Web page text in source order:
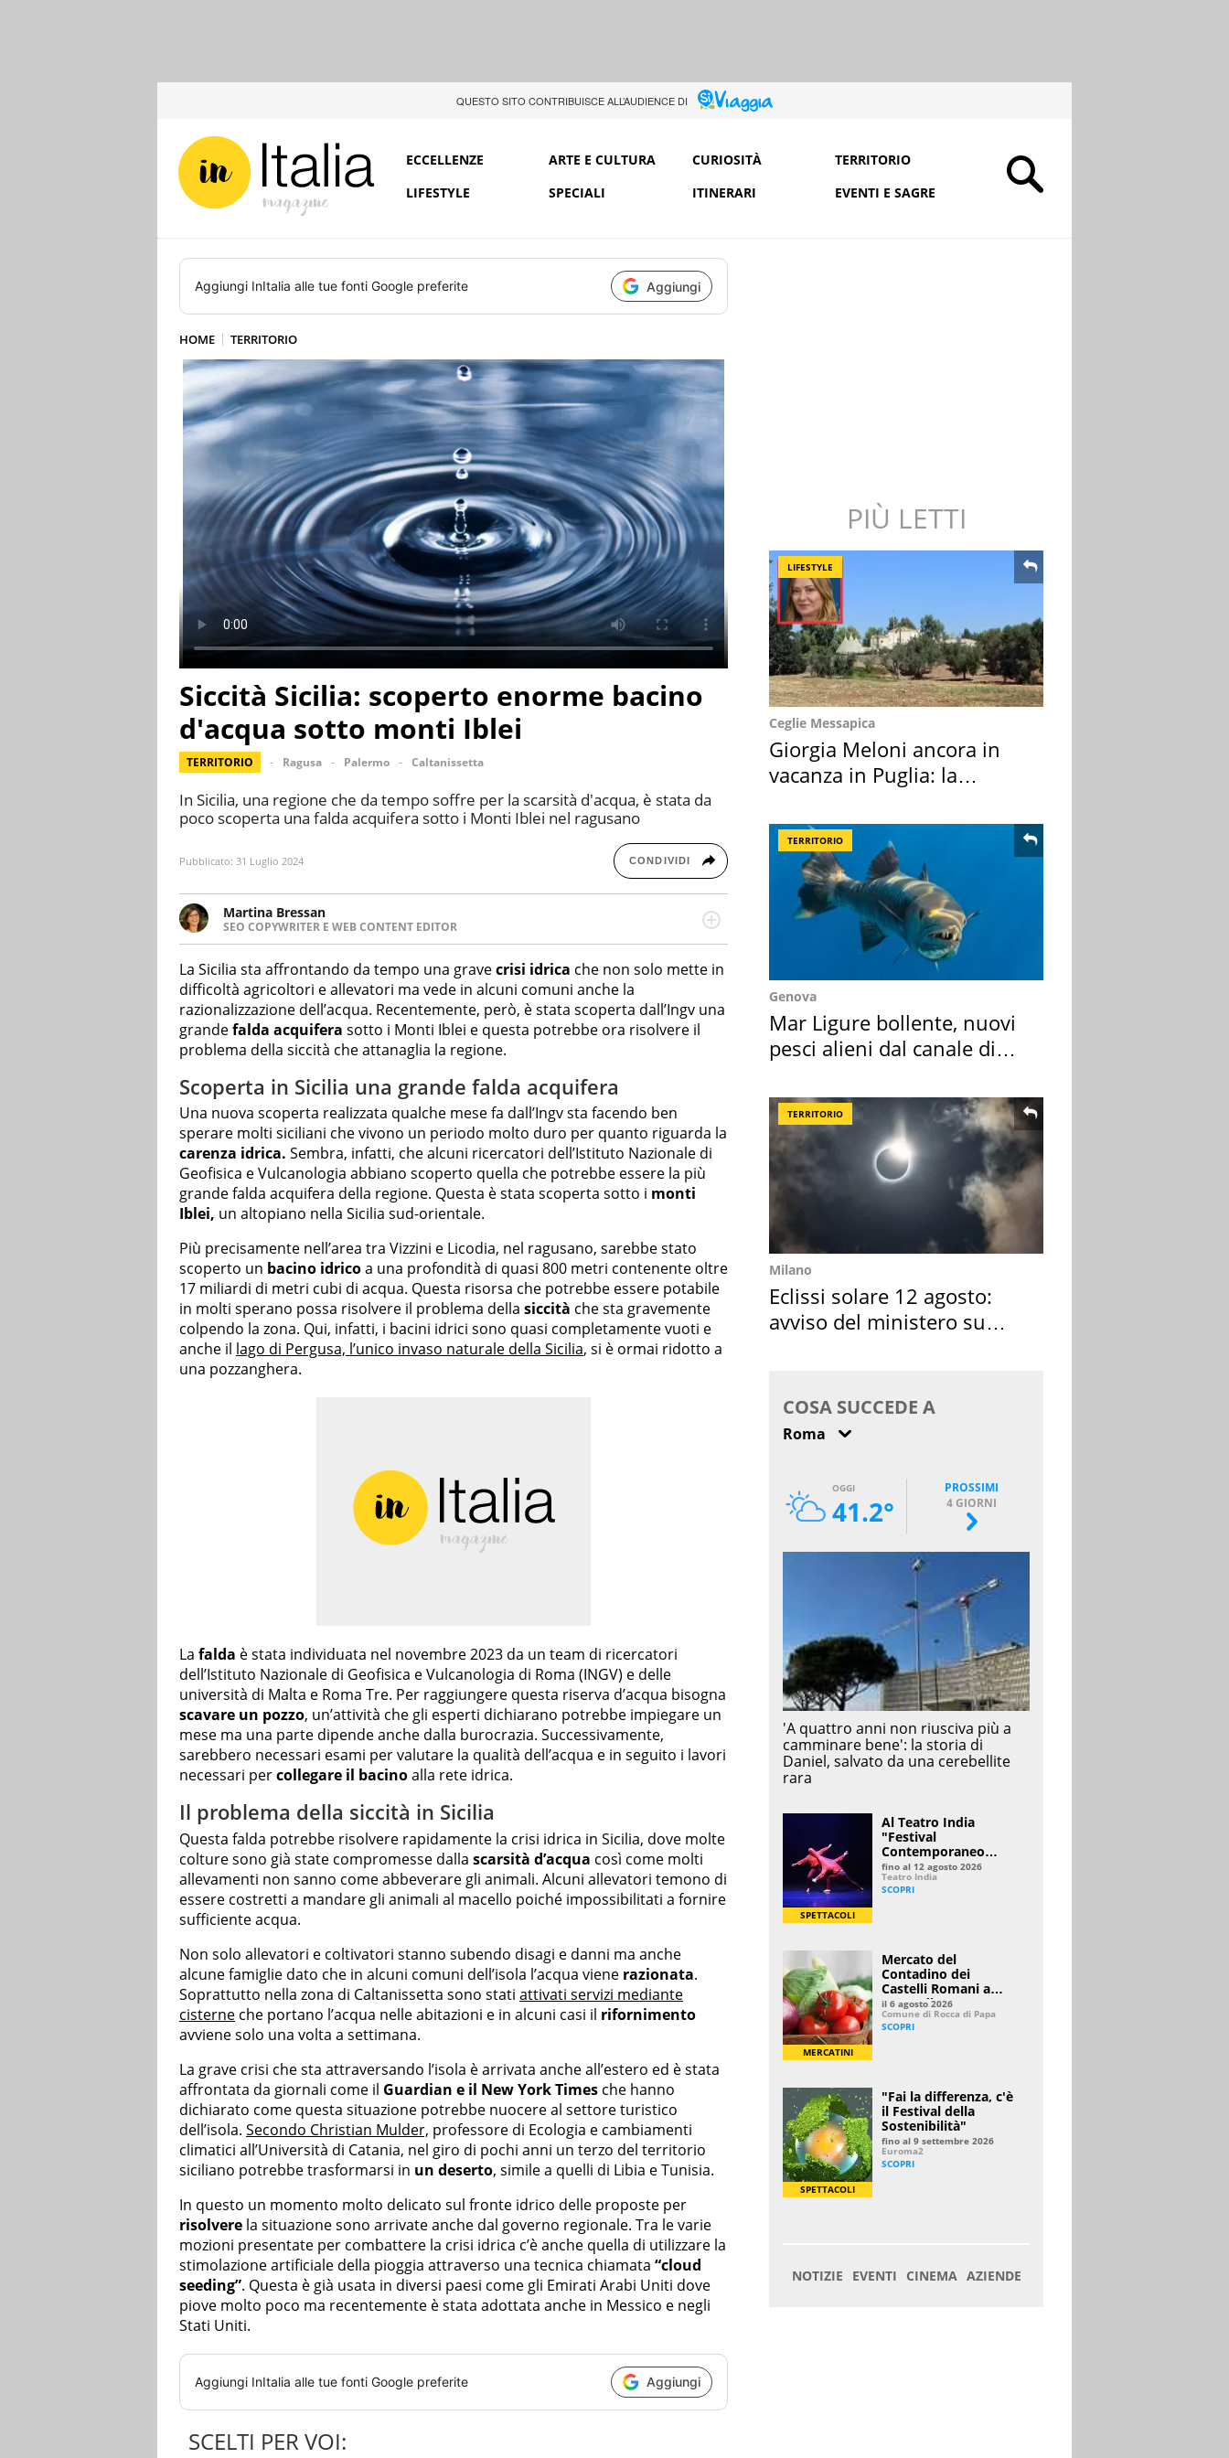
QUESTO SITO CONTRIBUISCE ALL’AUDIENCE DI
ECCELLENZE ARTE E CULTURA CURIOSITÀ
TERRITORIO
LIFESTYLE
SPECIALI ITINERARI EVENTI E SAGRE
Aggiungi InItalia alle tue fonti Google preferite Aggiungi
HOME TERRITORIO
Siccità Sicilia: scoperto enorme bacino
d'acqua sotto monti Iblei
TERRITORIO Ragusa Palermo Caltanissetta
In Sicilia, una regione che da tempo soffre per la scarsità d'acqua, è stata da
poco scoperta una falda acquifera sotto i Monti Iblei nel ragusano
Pubblicato: 31 Luglio 2024 CONDIVIDI
Martina Bressan
SEO COPYWRITER E WEB CONTENT EDITOR
Appassionata di viaggi, di trail running e di yoga, ama scoprire nuovi posti e
nuove culture. Curiosa, determinata e intraprendente adora leggere ma
soprattutto scrivere.
La Sicilia sta affrontando da tempo una gravecrisi idrica che non solo mette in
difficoltà agricoltori e allevatori ma vede in alcuni comuni anche la
razionalizzazione dell’acqua. Recentemente, però, è stata scoperta dall’Ingv una
grandefalda acquifera sotto i Monti Iblei e questa potrebbe ora risolvere il
problema della siccità che attanaglia la regione.
Scoperta in Sicilia una grande falda acquifera
Una nuova scoperta realizzata qualche mese fa dall’Ingv sta facendo ben
sperare molti siciliani che vivono un periodo molto duro per quanto riguarda la
carenza idrica. Sembra, infatti, che alcuni ricercatori dell’Istituto Nazionale di
Geofisica e Vulcanologia abbiano scoperto quella che potrebbe essere la più
grande falda acquifera della regione. Questa è stata scoperta sotto i monti
Iblei, un altopiano nella Sicilia sud-orientale.
Più precisamente nell’area tra Vizzini e Licodia, nel ragusano, sarebbe stato
scoperto un bacino idricoa una profondità di quasi 800 metri contenente oltre
17 miliardi di metri cubi di acqua. Questa risorsa che potrebbe essere potabile
in molti sperano possa risolvere il problema della siccità che sta gravemente
colpendo la zona. Qui, infatti, i bacini idrici sono quasi completamente vuoti e
anche il lago di Pergusa, l’unico invaso naturale della Sicilia, si è ormai ridotto a
una pozzanghera.
La falda è stata individuata nel novembre 2023 da un team di ricercatori
dell’Istituto Nazionale di Geofisica e Vulcanologia di Roma (INGV) e delle
università di Malta e Roma Tre. Per raggiungere questa riserva d’acqua bisogna
scavare un pozzo, un’attività che gli esperti dichiarano potrebbe impiegare un
mese ma una parte dipende anche dalla burocrazia. Successivamente,
sarebbero necessari esami per valutare la qualità dell’acqua e in seguito i lavori
necessari percollegare il bacinoalla rete idrica.
Il problema della siccità in Sicilia
Questa falda potrebbe risolvere rapidamente la crisi idrica in Sicilia, dove molte
colture sono già state compromesse dalla scarsità d’acqua così come molti
allevamenti non sanno come abbeverare gli animali. Alcuni allevatori temono di
essere costretti a mandare gli animali al macello poiché impossibilitati a fornire
sufficiente acqua.
Non solo allevatori e coltivatori stanno subendo disagi e danni ma anche
alcune famiglie dato che in alcuni comuni dell’isola l’acqua viene razionata.
Soprattutto nella zona di Caltanissetta sono stati attivati servizi mediante
cisterne che portano l’acqua nelle abitazioni e in alcuni casi il rifornimento
avviene solo una volta a settimana.
La grave crisi che sta attraversando l’isola è arrivata anche all’estero ed è stata
affrontata da giornali come il Guardian e il New York Times che hanno
dichiarato come questa situazione potrebbe nuocere al settore turistico
dell’isola. Secondo Christian Mulder, professore di Ecologia e cambiamenti
climatici all’Università di Catania, nel giro di pochi anni un terzo del territorio
siciliano potrebbe trasformarsi in un deserto, simile a quelli di Libia e Tunisia.
In questo un momento molto delicato sul fronte idrico delle proposte per
risolvere la situazione sono arrivate anche dal governo regionale. Tra le varie
mozioni presentate per combattere la crisi idrica c’è anche quella di utilizzare la
stimolazione artificiale della pioggia attraverso una tecnica chiamata “cloud
seeding”. Questa è già usata in diversi paesi come gli Emirati Arabi Uniti dove
piove molto poco ma recentemente è stata adottata anche in Messico e negli
Stati Uniti.
Aggiungi InItalia alle tue fonti Google preferite Aggiungi
SCELTI PER VOI:
PIÙ LETTI
LIFESTYLE
Ceglie Messapica
Giorgia Meloni ancora in
vacanza in Puglia: la
TERRITORIO
Genova
Mar Ligure bollente, nuovi
pesci alieni dal canale di
TERRITORIO
Milano
Eclissi solare 12 agosto:
avviso del ministero su